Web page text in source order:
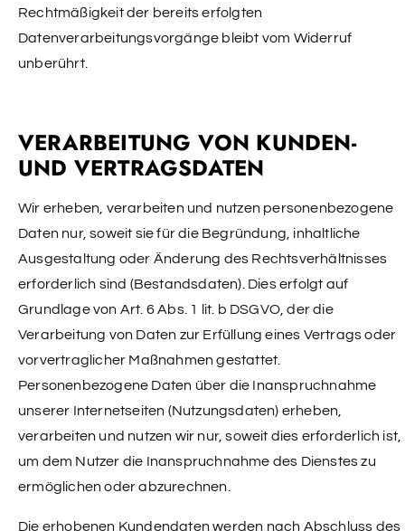
Rechtmäßigkeit der bereits erfolgten
Datenverarbeitungsvorgänge bleibt vom Widerruf
unberührt.
VERARBEITUNG VON KUNDEN-
UND VERTRAGSDATEN
Wir erheben, verarbeiten und nutzen personenbezogene
Daten nur, soweit sie für die Begründung, inhaltliche
Ausgestaltung oder Änderung des Rechtsverhältnisses
erforderlich sind (Bestandsdaten). Dies erfolgt auf
Grundlage von Art. 6 Abs. 1 lit. b DSGVO, der die
Verarbeitung von Daten zur Erfüllung eines Vertrags oder
vorvertraglicher Maßnahmen gestattet.
Personenbezogene Daten über die Inanspruchnahme
unserer Internetseiten (Nutzungsdaten) erheben,
verarbeiten und nutzen wir nur, soweit dies erforderlich ist,
um dem Nutzer die Inanspruchnahme des Dienstes zu
ermöglichen oder abzurechnen.
Die erhobenen Kundendaten werden nach Abschluss des